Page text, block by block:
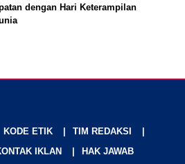
dengan Hari Keterampilan
KODE ETIK
TIM REDAKSI
IKLAN HAK JAWAB